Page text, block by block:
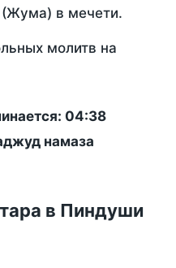
в мечети.
молитв на
04:38
намаза
в Пиндуши